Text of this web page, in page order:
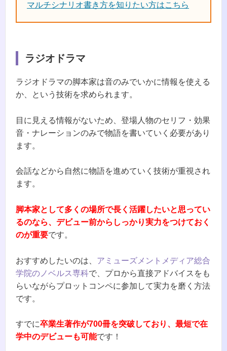
マルチシナリオ書き方を知りたい方はこちら
ラジオドラマ
ラジオドラマの脚本家は音のみでいかに情報を使える
か、という技術を求められます。
目に見える情報がないため、登場人物のセリフ・効果
音・ナレーションのみで物語を書いていく必要があり
ます。
会話などから自然に物語を進めていく技術が重視され
ます。
脚本家として多くの場所で長く活躍したいと思ってい
るのなら、デビュー前からしっかり実力をつけておく
のが重要です。
おすすめしたいのは、 アミューズメントメディア総合
学院のノベルス専科で、プロから直接アドバイスをも
らいながらプロットコンペに参加して実力を磨く方法
です。
すでに卒業生著作が700冊を突破しており、最短で在
学中のデビューも可能です！